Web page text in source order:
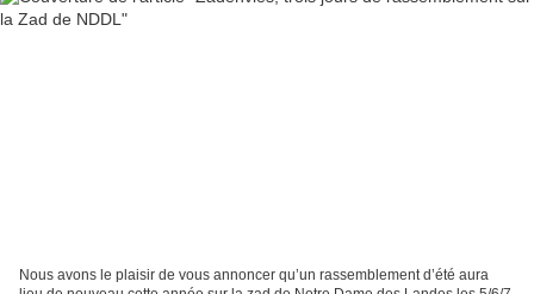
Nous avons le plaisir de vous annoncer qu’un rassemblement d’été aura